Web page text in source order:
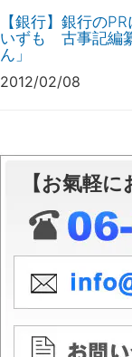
【銀行】銀行の
いずも 古事記編
ん」
2012/02/08
【お氣軽